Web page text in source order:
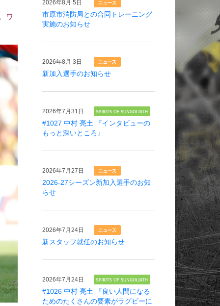
ワ
2026年8月 5日
市原市消防局との合同トレーニング
実施のお知らせ
2026年8月 3日
新加入選手のお知らせ
2026年7月31日
#1027 中村 亮土 『インタビューの
もっと深いところ』
2026年7月27日
2026-27シーズン新加入選手のお知
らせ
2026年7月24日
新スタッフ就任のお知らせ
2026年7月24日
#1026 中村 亮土 『良い人間になる
ためのたくさんの要素がラグビーに